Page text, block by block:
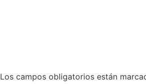
Los campos obligatorios están